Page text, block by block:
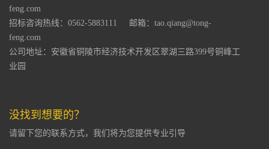
feng.com
招标咨询热线：0562-5883111
邮箱：tao.qiang@tong-
feng.com
公司地址：安徽省铜陵市经济技术开发区翠湖三路399号铜峰工
业园
没找到想要的？
请留下您的联系方式，我们将为您提供专业引导